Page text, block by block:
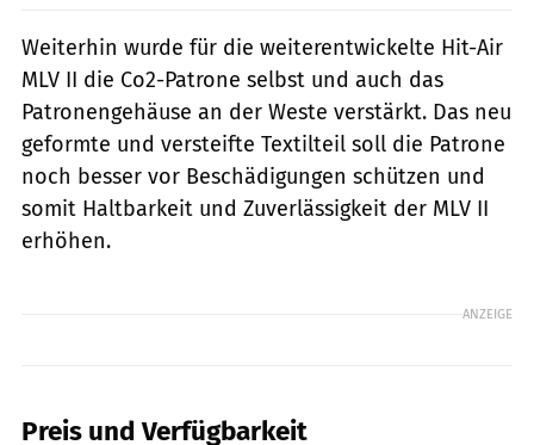
Weiterhin wurde für die weiterentwickelte Hit-Air
MLV II die Co2-Patrone selbst und auch das
Patronengehäuse an der Weste verstärkt. Das neu
geformte und versteifte Textilteil soll die Patrone
noch besser vor Beschädigungen schützen und
somit Haltbarkeit und Zuverlässigkeit der MLV II
erhöhen.
ANZEIGE
Preis und Verfügbarkeit